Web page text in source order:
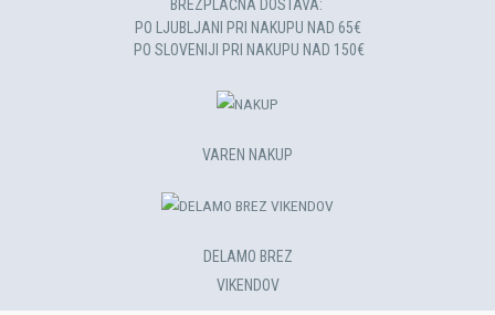
BREZPLAČNA DOSTAVA:
PO LJUBLJANI PRI NAKUPU NAD 65€
PO SLOVENIJI PRI NAKUPU NAD 150€​
VAREN NAKUP
DELAMO BREZ
VIKENDOV